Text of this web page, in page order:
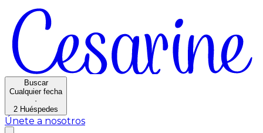
Buscar
Cualquier fecha
·
2 Huéspedes
Únete a nosotros